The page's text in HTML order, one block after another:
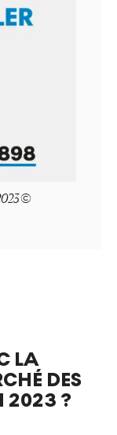
©
LA
DES
2023 ?